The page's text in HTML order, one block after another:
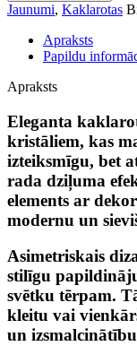
Jaunumi, Kaklarotas
Apraksts
Papildu
Apraksts
Eleganta
kristāliem, kas
izteiksmīgu, bet
rada dziļuma
elements ar
modernu un
Asimetriskais
stilīgu
svētku tērpam.
kleitu vai
un